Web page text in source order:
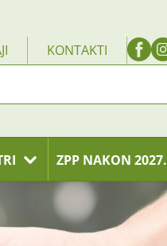
KONTAKTI
ZPP NAKON 2027.